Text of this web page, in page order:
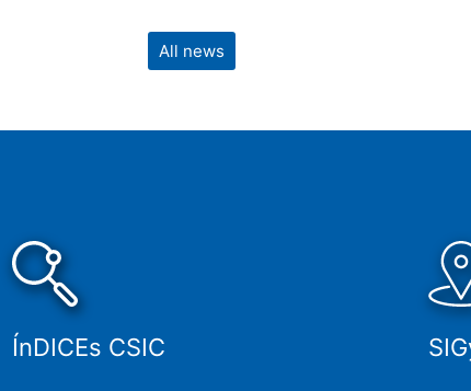
All news
ÍnDICEs CSIC